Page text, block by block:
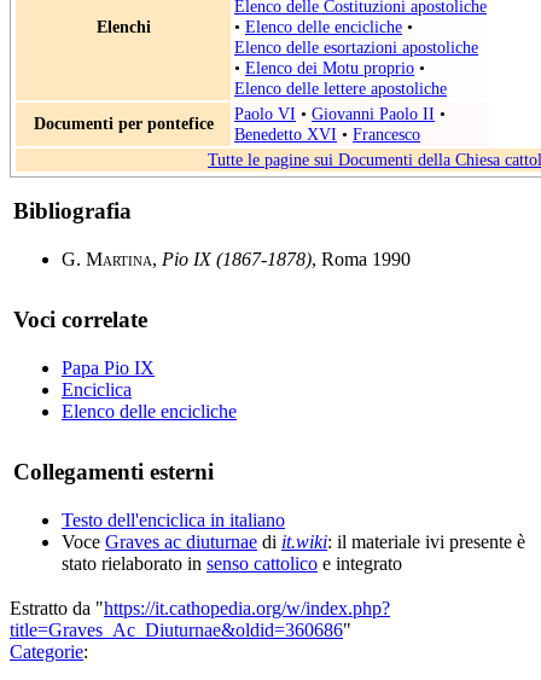
Elenchi
Elenco delle Costituzioni apostoliche
• Elenco delle encicliche •
Elenco delle esortazioni apostoliche
• Elenco dei Motu proprio •
Elenco delle lettere apostoliche
Documenti per pontefice
Paolo VI • Giovanni Paolo II •
Benedetto XVI • Francesco
Tutte le pagine sui Documenti della Chiesa
Bibliografia
G. Martina, Pio IX (1867-1878), Roma 1990
Voci correlate
Papa Pio IX
Enciclica
Elenco delle encicliche
Collegamenti esterni
Testo dell'enciclica in italiano
Voce Graves ac diuturnae di it.wiki: il materiale ivi presente è
stato rielaborato in senso cattolico e integrato
Estratto da "https://it.cathopedia.org/w/index.php?
title=Graves_Ac_Diuturnae&oldid=360686"
Categorie: